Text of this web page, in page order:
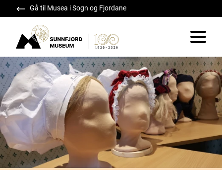
Gå til Musea i Sogn og Fjordane
Sunnfjord Museum
Vis/skjul